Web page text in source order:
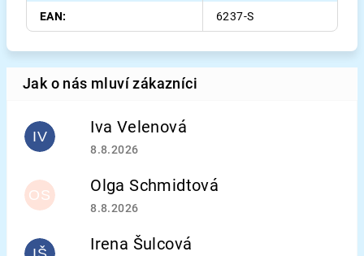
EAN: 6237-S
IV Iva Velenová
Hodnocení obchodu je 5 z 5 hvězdiček.
8.8.2026
OS Olga Schmidtová
Hodnocení obchodu je 5 z 5 hvězdiček.
8.8.2026
Irena Šulcová